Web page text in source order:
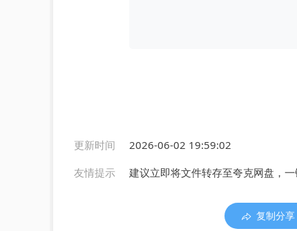
更新时间
2026-06-02 19:59:02
友情提示
建议立即将文件转存至夸克网盘，
复制分享